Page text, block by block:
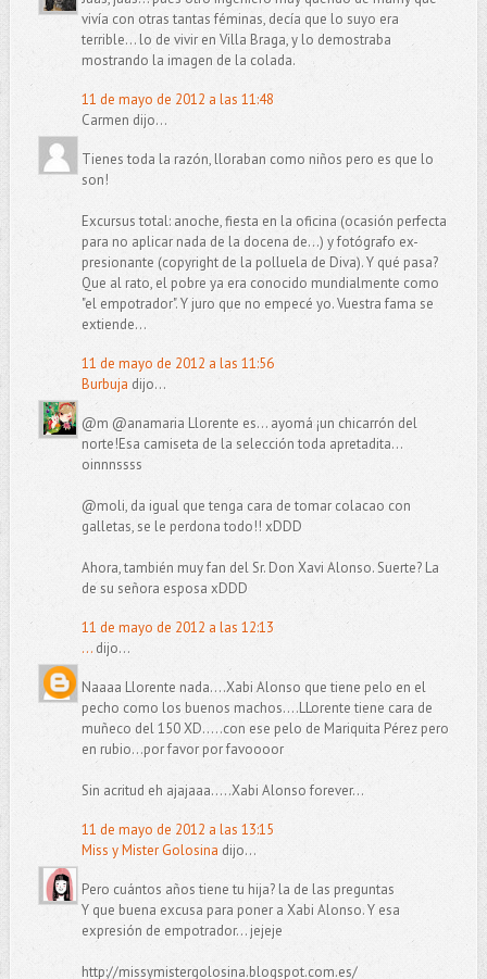
vivía con otras tantas féminas, decía que lo suyo era
terrible... lo de vivir en Villa Braga, y lo demostraba
mostrando la imagen de la colada.
11 de mayo de 2012 a las 11:48
Carmen dijo...
Tienes toda la razón, lloraban como niños pero es que lo
son!
Excursus total: anoche, fiesta en la oficina (ocasión perfecta
para no aplicar nada de la docena de...) y fotógrafo ex-
presionante (copyright de la polluela de Diva). Y qué pasa?
Que al rato, el pobre ya era conocido mundialmente como
"el empotrador". Y juro que no empecé yo. Vuestra fama se
extiende...
11 de mayo de 2012 a las 11:56
Burbuja dijo...
@m @anamaria Llorente es... ayomá ¡un chicarrón del
norte!Esa camiseta de la selección toda apretadita...
oinnnssss
@moli, da igual que tenga cara de tomar colacao con
galletas, se le perdona todo!! xDDD
Ahora, también muy fan del Sr. Don Xavi Alonso. Suerte? La
de su señora esposa xDDD
11 de mayo de 2012 a las 12:13
...dijo...
Naaaa Llorente nada....Xabi Alonso que tiene pelo en el
pecho como los buenos machos....LLorente tiene cara de
muñeco del 150 XD.....con ese pelo de Mariquita Pérez pero
en rubio...por favor por favoooor
Sin acritud eh ajajaaa.....Xabi Alonso forever...
11 de mayo de 2012 a las 13:15
Miss y Mister Golosina dijo...
Pero cuántos años tiene tu hija? la de las preguntas
Y que buena excusa para poner a Xabi Alonso. Y esa
expresión de empotrador... jejeje
http://missymistergolosina.blogspot.com.es/